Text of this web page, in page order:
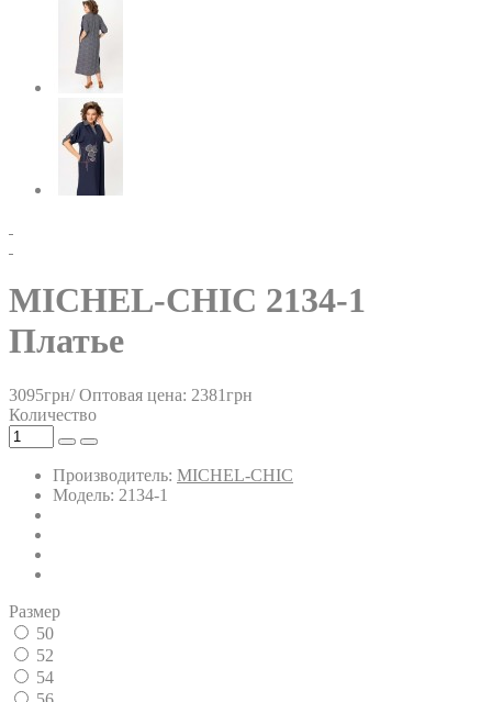
MICHEL-CHIC 2134-1
Платье
3095грн/ Оптовая цена: 2381грн
Количество
Производитель: MICHEL-CHIC
Модель: 2134-1
Размер
50
52
54